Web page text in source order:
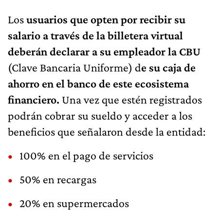
Losusuarios que opten por recibir su
salario a través de la billetera virtual
deberán declarar a su empleador la CBU
(Clave Bancaria Uniforme) de su caja de
ahorro en el banco de este ecosistema
financiero. Una vez que estén registrados
podrán cobrar su sueldo y acceder a los
beneficios que señalaron desde la entidad:
100% en el pago de servicios
50% en recargas
20% en supermercados